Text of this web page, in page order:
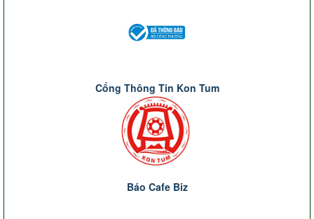
Cổng Thông Tin Kon Tum
Báo Cafe Biz